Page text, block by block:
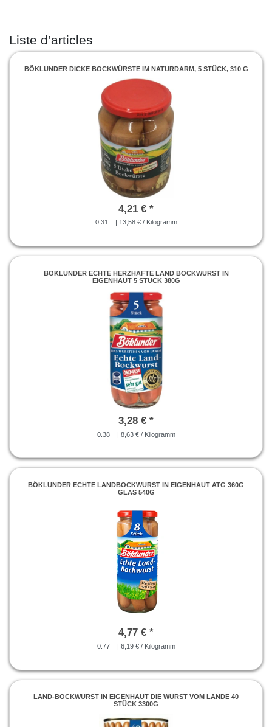
Liste d’articles
BÖKLUNDER DICKE BOCKWÜRSTE IM NATURDARM, 5 STÜCK, 310 G
4,21 € *
0.31 | 13,58 € / Kilogramm
BÖKLUNDER ECHTE HERZHAFTE LAND BOCKWURST IN
EIGENHAUT 5 STÜCK 380G
3,28 € *
0.38 | 8,63 € / Kilogramm
BÖKLUNDER ECHTE LANDBOCKWURST IN EIGENHAUT ATG 360G
GLAS 540G
4,77 € *
0.77 | 6,19 € / Kilogramm
LAND-BOCKWURST IN EIGENHAUT DIE WURST VOM LANDE 40
STÜCK 3300G